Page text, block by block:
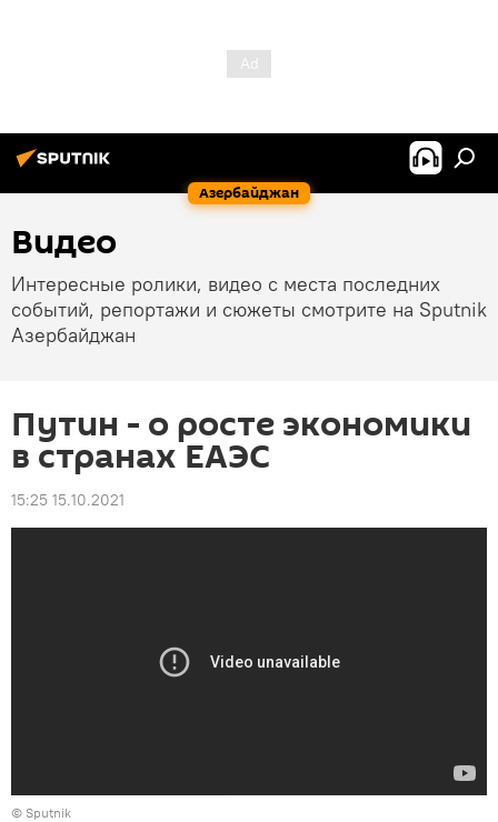
Азербайджан
Видео
Интересные ролики, видео с места последних
событий, репортажи и сюжеты смотрите на Sputnik
Азербайджан
Путин - о росте экономики
в странах ЕАЭС
15:25 15.10.2021
© Sputnik